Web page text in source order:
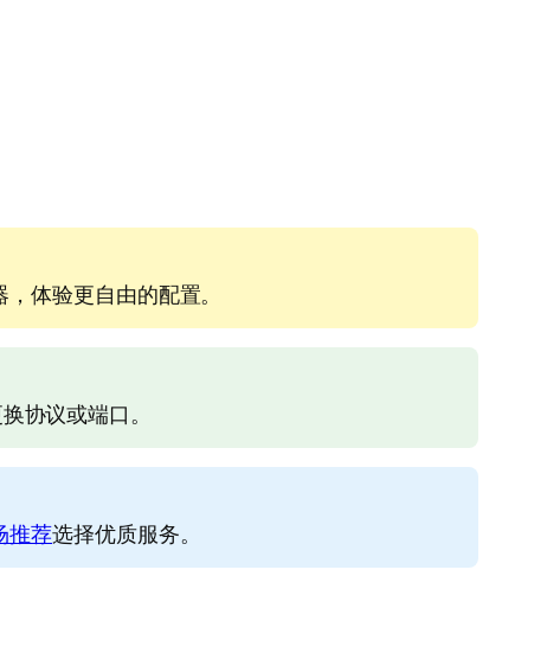
，体验更自由的配置。
协议或端口。
推荐选择优质服务。